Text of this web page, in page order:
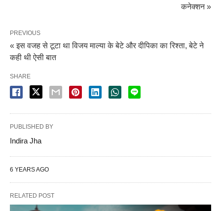
कनेक्शन »
PREVIOUS
« इस वजह से टूटा था विजय माल्या के बेटे और दीपिका का रिश्ता, बेटे ने
कही थी ऐसी बात
SHARE
PUBLISHED BY
Indira Jha
6 YEARS AGO
RELATED POST